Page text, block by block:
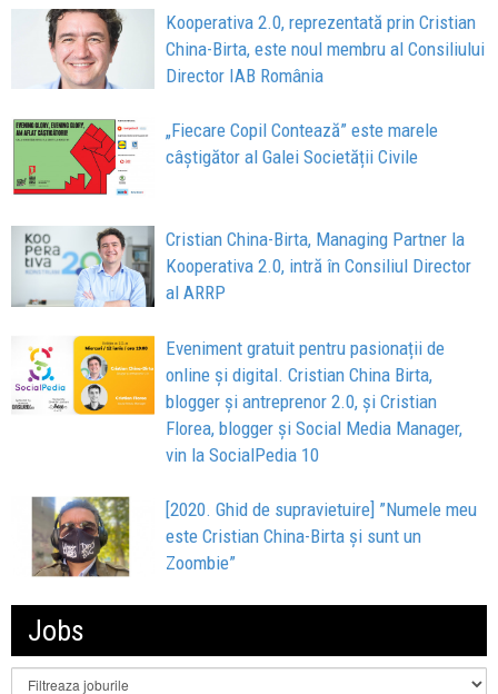
Kooperativa 2.0, reprezentată prin Cristian
China-Birta, este noul membru al Consiliului
Director IAB România
„Fiecare Copil Contează” este marele
câștigător al Galei Societății Civile
Cristian China-Birta, Managing Partner la
Kooperativa 2.0, intră în Consiliul Director
al ARRP
Eveniment gratuit pentru pasionații de
online și digital. Cristian China Birta,
blogger și antreprenor 2.0, și Cristian
Florea, blogger și Social Media Manager,
vin la SocialPedia 10
[2020. Ghid de supravietuire] ”Numele meu
este Cristian China-Birta și sunt un
Zoombie”
Jobs